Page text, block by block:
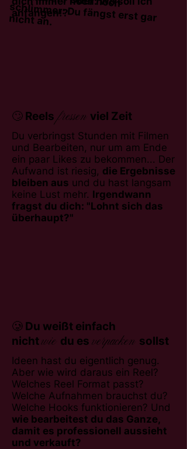
schlimmer: Du fängst erst gar nicht an.
anfangen!?
🙄 Reelsfressen viel Zeit
Du verbringst Stunden mit Filmen
und Bearbeiten, nur um am Ende
ein paar Likes zu bekommen... Der
Aufwand ist riesig, die Ergebnisse
bleiben aus und du hast langsam
keine Lust mehr. Irgendwann
fragst du dich: "Lohnt sich das
überhaupt?"
🥲 Du weißt einfach
nichtwie du es verpacken sollst
Ideen hast du eigentlich genug.
Aber wie wird daraus ein Reel?
Welches Reel Format passt?
Welche Aufnahmen brauchst du?
Welche Hooks funktionieren? Und
wie bearbeitest du das Ganze,
damit es professionell aussieht
und verkauft?